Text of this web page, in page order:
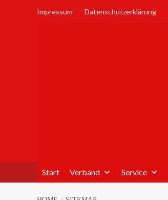
Impressum Datenschutzerklärung
Start Verband Service